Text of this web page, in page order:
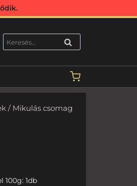
KERESÉS
/ Mikulás csomag
100g: 1db